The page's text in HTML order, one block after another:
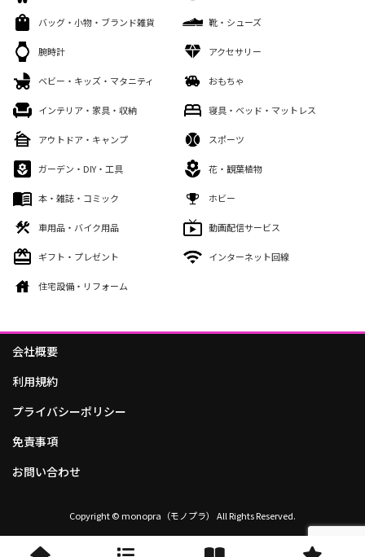
バッグ・小物・ブランド雑貨 靴・シューズ
腕時計 アクセサリー
ベビー・キッズ・マタニティ おもちゃ
インテリア・家具・収納 寝具・ベッド・マットレス
アウトドア・キャンプ スポーツ
ガーデン・DIY・工具 花・観葉植物
本・雑誌・コミック ホビー
車用品・バイク用品 動画配信サービス
ギフト・プレゼント インターネット回線
住宅設備・リフォーム
会社概要
利用規約
プライバシーポリシー
免責事項
お問い合わせ
Copyright © monopra（モノプラ） All Rights Reserved.